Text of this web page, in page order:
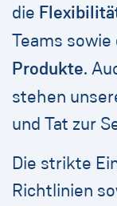
die
Teams sowie
Produkte.
stehen
und Tat zur
Die strikte
Richtlinien